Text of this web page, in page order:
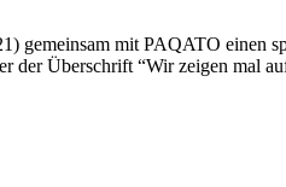
gemeinsam mit PAQATO einen
der Überschrift “Wir zeigen